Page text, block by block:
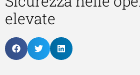
elevate